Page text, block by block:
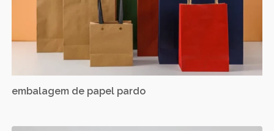
embalagem de papel pardo